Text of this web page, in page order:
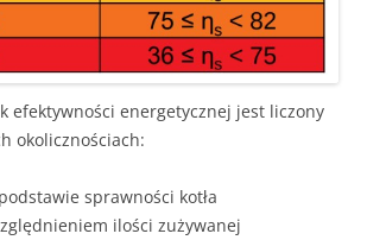
efektywności energetycznej jest liczony
okolicznościach:
sprawności kotła
ilości zużywanej